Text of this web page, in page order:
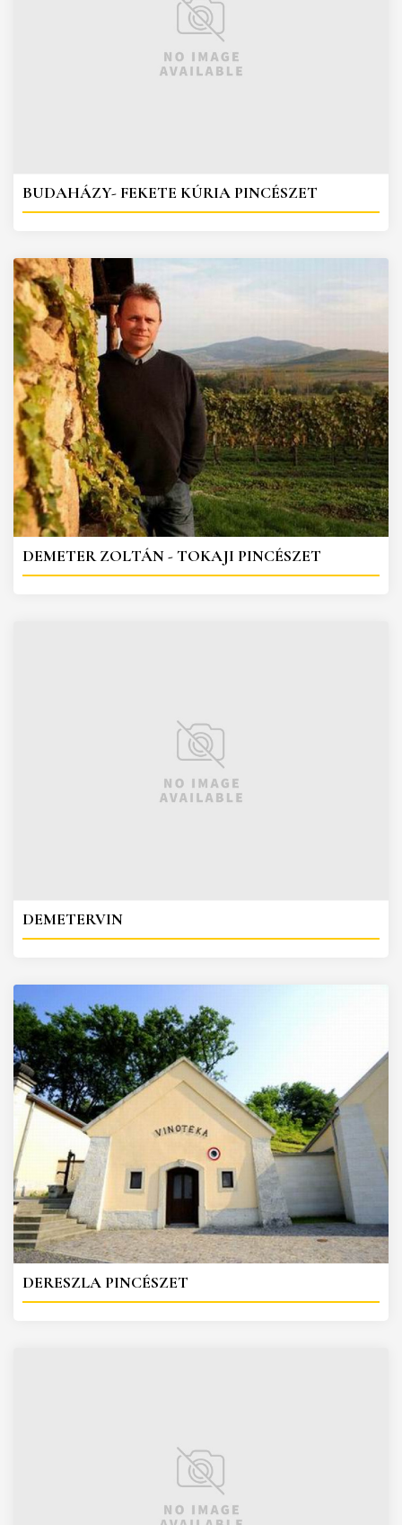
BUDAHÁZY- FEKETE KÚRIA PINCÉSZET
DEMETER ZOLTÁN - TOKAJI PINCÉSZET
DEMETERVIN
DERESZLA PINCÉSZET